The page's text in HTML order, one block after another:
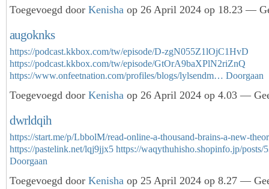
Toegevoegd door Kenisha op 26 April 2024 op 18.23 —
augoknks
https://podcast.kkbox.com/tw/episode/D-zgN055Z1lOjC1HvD
https://podcast.kkbox.com/tw/episode/GtOrA9baXPlN2riZnQ
https://www.onfeetnation.com/profiles/blogs/lylsendm… Doorgaan
Toegevoegd door Kenisha op 26 April 2024 op 4.03 —
dwrldqih
https://start.me/p/LbbolM/read-online-a-thousand-brains-a-new-
https://pastelink.net/lqj9jjx5 https://waqythuhisho.shopinfo.jp/
Doorgaan
Toegevoegd door Kenisha op 25 April 2024 op 8.27 —